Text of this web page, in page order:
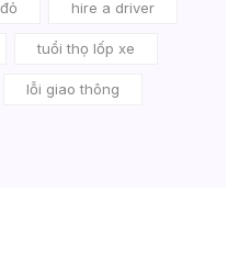
hire a driver
tuổi thọ lốp xe
lỗi giao thông